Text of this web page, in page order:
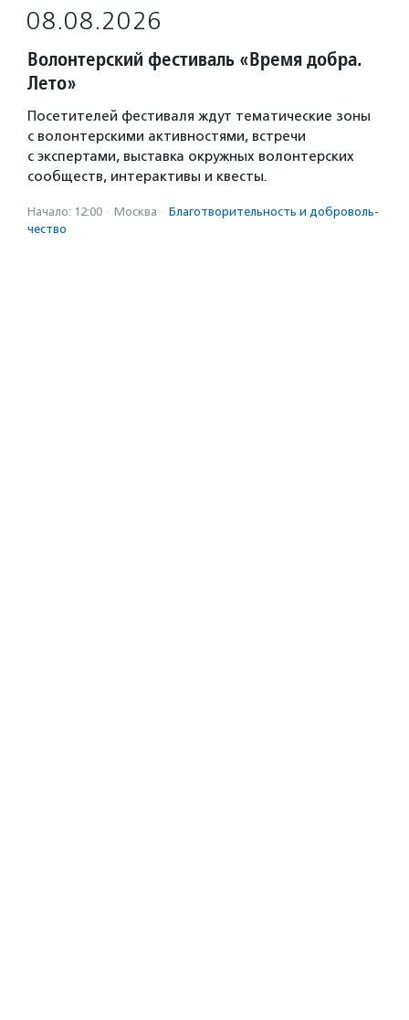
08.08.2026
Волонтерский фестиваль «Время добра.
Лето»
Посетителей фестиваля ждут тематические зоны
с волонтерскими активностями, встречи
с экспертами, выставка окружных волонтерских
сообществ, интерактивы и квесты.
Начало: 12:00 · Москва · Благотвори­тель­ность и доброволь­
чест­во